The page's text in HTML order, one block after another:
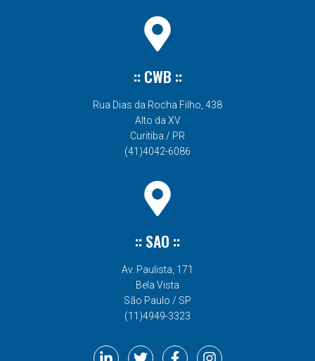
:: CWB ::
Rua Dias da Rocha Filho, 438
Alto da XV
Curitiba / PR
(41)4042-6086
:: SAO ::
Av. Paulista, 171
Bela Vista
São Paulo / SP
(11)4949-3323